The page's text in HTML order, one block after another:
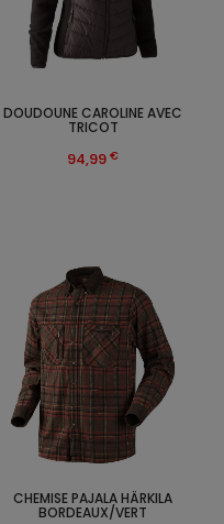
CHEMISE PAJALA HÄRKILA
BORDEAUX/VERT
DOUDOUNE CAROLINE AVEC
TRICOT
94,99 €